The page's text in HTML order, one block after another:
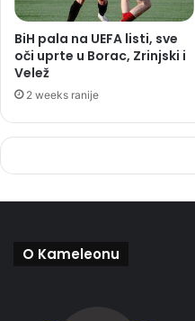
BiH pala na UEFA listi, sve
oči uprte u Borac, Zrinjski i
Velež
2 weeks ranije
O Kameleonu